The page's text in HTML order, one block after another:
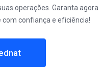
operações. Garanta agora
confiança e eficiência!